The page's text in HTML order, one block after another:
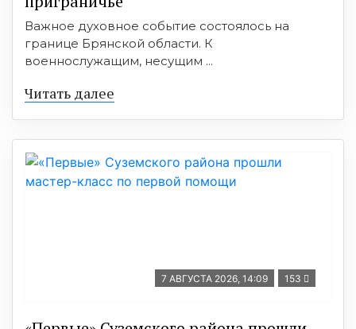
Важное духовное событие состоялось на
границе Брянской области. К
военнослужащим, несущим ...
Читать далее
7 АВГУСТА 2026, 14:09 153